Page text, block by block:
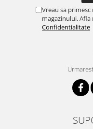
Vreau sa
magazinului.
Confidentialitate